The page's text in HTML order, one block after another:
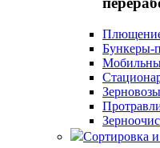
Бункеры-
Зерновозы
Сортировка